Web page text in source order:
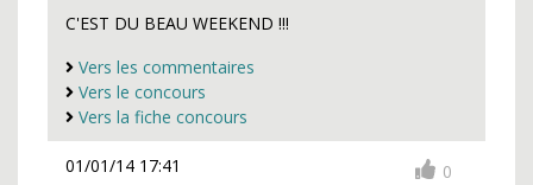
C'EST DU BEAU WEEKEND !!!
Vers les commentaires
Vers le concours
Vers la fiche concours
01/01/14 17:41
0